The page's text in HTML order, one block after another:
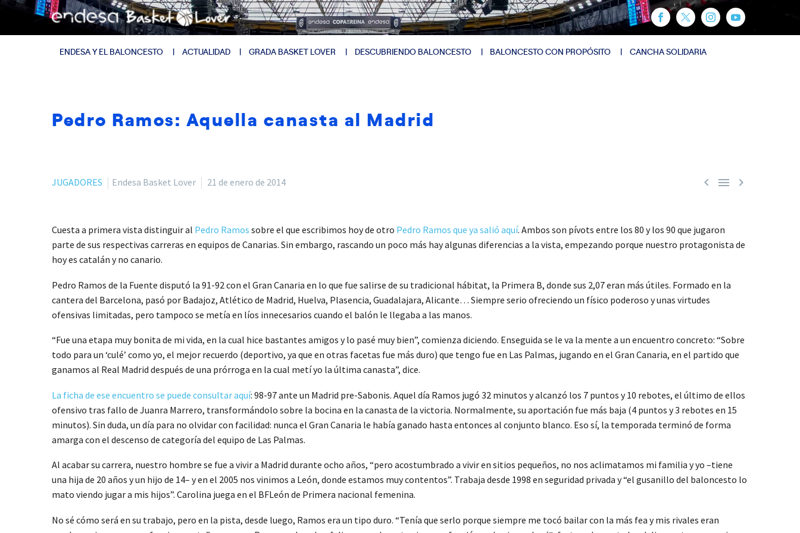
ENDESA Y EL BALONCESTO ACTUALIDAD GRADA BASKET LOVER DESCUBRIENDO BALONCESTO BALONCESTO CON PROPÓSITO CANCHA SOLIDARIA
Pedro Ramos: Aquella canasta al Madrid
  
JUGADORES Endesa Basket Lover 21 de enero de 2014
Cuesta a primera vista distinguir al Pedro Ramos sobre el que escribimos hoy de otro Pedro Ramos que ya salió aquí. Ambos son pívots entre los 80 y los 90 que jugaron
parte de sus respectivas carreras en equipos de Canarias. Sin embargo, rascando un poco más hay algunas diferencias a la vista, empezando porque nuestro protagonista de
hoy es catalán y no canario.
Pedro Ramos de la Fuente disputó la 91-92 con el Gran Canaria en lo que fue salirse de su tradicional hábitat, la Primera B, donde sus 2,07 eran más útiles. Formado en la
cantera del Barcelona, pasó por Badajoz, Atlético de Madrid, Huelva, Plasencia, Guadalajara, Alicante… Siempre serio ofreciendo un físico poderoso y unas virtudes
ofensivas limitadas, pero tampoco se metía en líos innecesarios cuando el balón le llegaba a las manos.
“Fue una etapa muy bonita de mi vida, en la cual hice bastantes amigos y lo pasé muy bien”, comienza diciendo. Enseguida se le va la mente a un encuentro concreto: “Sobre
todo para un ‘culé’ como yo, el mejor recuerdo (deportivo, ya que en otras facetas fue más duro) que tengo fue en Las Palmas, jugando en el Gran Canaria, en el partido que
ganamos al Real Madrid después de una prórroga en la cual metí yo la última canasta”, dice.
La ficha de ese encuentro se puede consultar aquí: 98-97 ante un Madrid pre-Sabonis. Aquel día Ramos jugó 32 minutos y alcanzó los 7 puntos y 10 rebotes, el último de ellos
ofensivo tras fallo de Juanra Marrero, transformándolo sobre la bocina en la canasta de la victoria. Normalmente, su aportación fue más baja (4 puntos y 3 rebotes en 15
minutos). Sin duda, un día para no olvidar con facilidad: nunca el Gran Canaria le había ganado hasta entonces al conjunto blanco. Eso sí, la temporada terminó de forma
amarga con el descenso de categoría del equipo de Las Palmas.
Al acabar su carrera, nuestro hombre se fue a vivir a Madrid durante ocho años, “pero acostumbrado a vivir en sitios pequeños, no nos aclimatamos mi familia y yo –tiene
una hija de 20 años y un hijo de 14– y en el 2005 nos vinimos a León, donde estamos muy contentos”. Trabaja desde 1998 en seguridad privada y “el gusanillo del baloncesto lo
mato viendo jugar a mis hijos”. Carolina juega en el BFLeón de Primera nacional femenina.
No sé cómo será en su trabajo, pero en la pista, desde luego, Ramos era un tipo duro. “Tenía que serlo porque siempre me tocó bailar con la más fea y mis rivales eran